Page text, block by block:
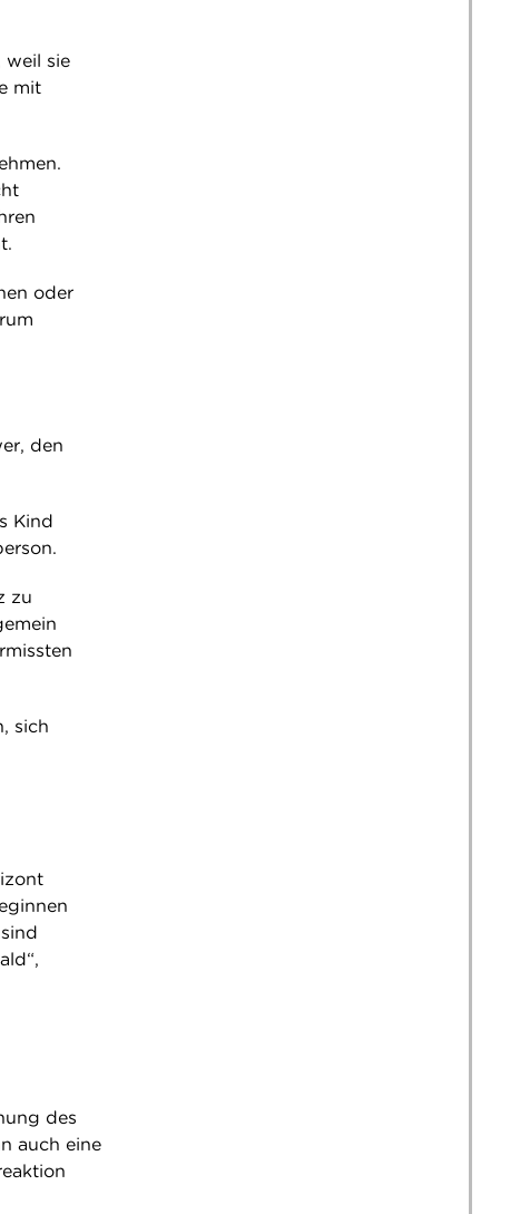
weil sie
mit
oder
den
Kind
zu
sich
des
auch eine